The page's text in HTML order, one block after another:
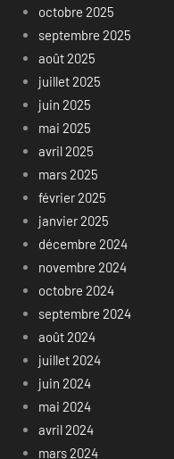
octobre 2025
septembre 2025
août 2025
juillet 2025
juin 2025
mai 2025
avril 2025
mars 2025
février 2025
janvier 2025
décembre 2024
novembre 2024
octobre 2024
septembre 2024
août 2024
juillet 2024
juin 2024
mai 2024
avril 2024
mars 2024